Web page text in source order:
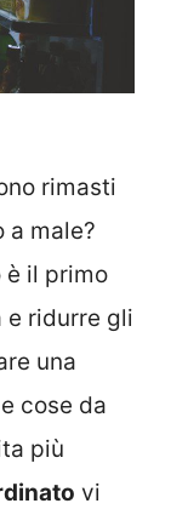
rimasti
a male?
è il primo
e ridurre gli
una
cose da
più
vi